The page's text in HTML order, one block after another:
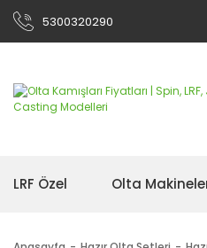
5300320290
LRF Özel Olta